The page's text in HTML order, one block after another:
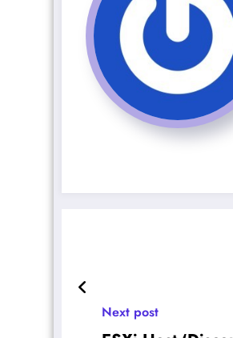
Next post